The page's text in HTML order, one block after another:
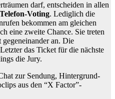
darf, entscheiden in allen
Voting. Lediglich die
bekommen am gleichen
eine zweite Chance. Sie treten
an. Die
das Ticket für die nächste
die Jury.
zur Sendung, Hintergrund-
aus den “X Factor”-